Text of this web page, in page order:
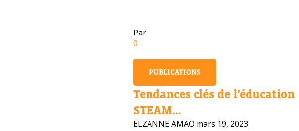
Par
0
PUBLICATIONS
Tendances clés de l’éducation
STEAM...
ELZANNE AMAO mars 19, 2023